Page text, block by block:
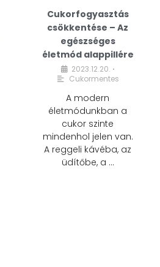
Cukorfogyasztás
csökkentése – Az
egészséges
életmód alappillére
2023.12.20. •
Cukormentes
A modern
életmódunkban a
cukor szinte
mindenhol jelen van.
A reggeli kávéba, az
üdítőbe, a …